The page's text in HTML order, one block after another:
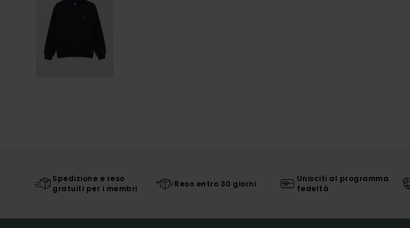
Spedizione e reso
gratuiti per i membri
Reso entro 30 giorni
Unisciti al programma
fedeltà